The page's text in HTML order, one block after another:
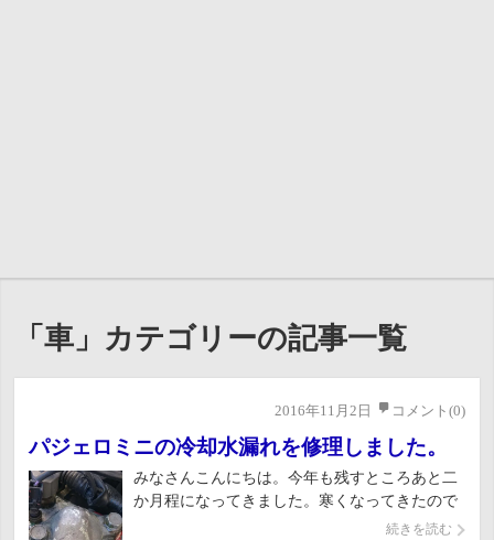
「車」カテゴリーの記事一覧
2016年11月2日 コメント(0)
パジェロミニの冷却水漏れを修理しました。
みなさんこんにちは。今年も残すところあと二
か月程になってきました。寒くなってきたので
バイクに乗るのもだんだんとめんどくさくなっ
続きを読む